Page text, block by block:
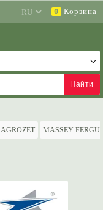
0 Корзина
AGROZET MASSEY